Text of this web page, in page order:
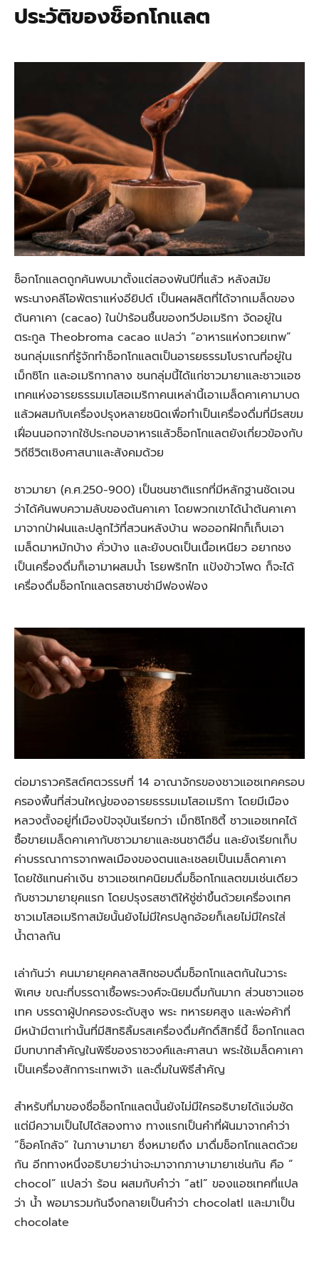
ประวัติของช็อกโกแลต
ช็อกโกแลตถูกค้นพบมาตั้งแต่สองพันปีที่แล้ว หลังสมัย
พระนางคลีโอพัตราแห่งอียิปต์ เป็นผลผลิตที่ได้จากเมล็ดของ
ต้นคาเคา (cacao) ในป่าร้อนชื้นของทวีปอเมริกา จัดอยู่ใน
ตระกูล Theobroma cacao แปลว่า “อาหารแห่งทวยเทพ”
ชนกลุ่มแรกที่รู้จักทำช็อกโกแลตเป็นอารยธรรมโบราณที่อยู่ใน
เม็กซิโก และอเมริกากลาง ชนกลุ่มนี้ได้แก่ชาวมายาและชาวแอซ
เทคแห่งอารยธรรมเมโสอเมริกาคนเหล่านี้เอาเมล็ดคาเคามาบด
แล้วผสมกับเครื่องปรุงหลายชนิดเพื่อทำเป็นเครื่องดื่มที่มีรสขม
เฝื่อนนอกจากใช้ประกอบอาหารแล้วช็อกโกแลตยังเกี่ยวข้องกับ
วิถีชีวิตเชิงศาสนาและสังคมด้วย
ชาวมายา (ค.ศ.250-900) เป็นชนชาติแรกที่มีหลักฐานชัดเจน
ว่าได้ค้นพบความลับของต้นคาเคา โดยพวกเขาได้นำต้นคาเคา
มาจากป่าฝนและปลูกไว้ที่สวนหลังบ้าน พอออกฝักก็เก็บเอา
เมล็ดมาหมักบ้าง คั่วบ้าง และยังบดเป็นเนื้อเหนียว อยากชง
เป็นเครื่องดื่มก็เอามาผสมน้ำ โรยพริกไท แป้งข้าวโพด ก็จะได้
เครื่องดื่มช็อกโกแลตรสซาบซ่ามีฟองฟ่อง
ต่อมาราวคริสต์ศตวรรษที่ 14 อาณาจักรของชาวแอซเทคครอบ
ครองพื้นที่ส่วนใหญ่ของอารยธรรมเมโสอเมริกา โดยมีเมือง
หลวงตั้งอยู่ที่เมืองปัจจุบันเรียกว่า เม็กซิโกซิตี้ ชาวแอซเทคได้
ซื้อขายเมล็ดคาเคากับชาวมายาและชนชาติอื่น และยังเรียกเก็บ
ค่าบรรณาการจากพลเมืองของตนและเชลยเป็นเมล็ดคาเคา
โดยใช้แทนค่าเงิน ชาวแอซเทคนิยมดื่มช็อกโกแลตขมเช่นเดียว
กับชาวมายายุคแรก โดยปรุงรสชาติให้ซู่ซ่าขึ้นด้วยเครื่องเทศ
ชาวเมโสอเมริกาสมัยนั้นยังไม่มีใครปลูกอ้อยก็เลยไม่มีใครใส่
น้ำตาลกัน
เล่ากันว่า คนมายายุคคลาสสิกชอบดื่มช็อกโกแลตกันในวาระ
พิเศษ ขณะที่บรรดาเชื้อพระวงศ์จะนิยมดื่มกันมาก ส่วนชาวแอซ
เทค บรรดาผู้ปกครองระดับสูง พระ ทหารยศสูง และพ่อค้าที่
มีหน้ามีตาเท่านั้นที่มีสิทธิลิ้มรสเครื่องดื่มศักดิ์สิทธิ์นี้ ช็อกโกแลต
มีบทบาทสำคัญในพิธีของราชวงศ์และศาสนา พระใช้เมล็ดคาเคา
เป็นเครื่องสักการะเทพเจ้า และดื่มในพิธีสำคัญ
สำหรับที่มาของชื่อช็อกโกแลตนั้นยังไม่มีใครอธิบายได้แจ่มชัด
แต่มีความเป็นไปได้สองทาง ทางแรกเป็นคำที่ผันมาจากคำว่า
“ช็อคโกลัจ” ในภาษามายา ซึ่งหมายถึง มาดื่มช็อกโกแลตด้วย
กัน อีกทางหนึ่งอธิบายว่าน่าจะมาจากภาษามายาเช่นกัน คือ ”
chocol” แปลว่า ร้อน ผสมกับคำว่า “atl” ของแอซเทคที่แปล
ว่า น้ำ พอมารวมกันจึงกลายเป็นคำว่า chocolatl และมาเป็น
chocolate